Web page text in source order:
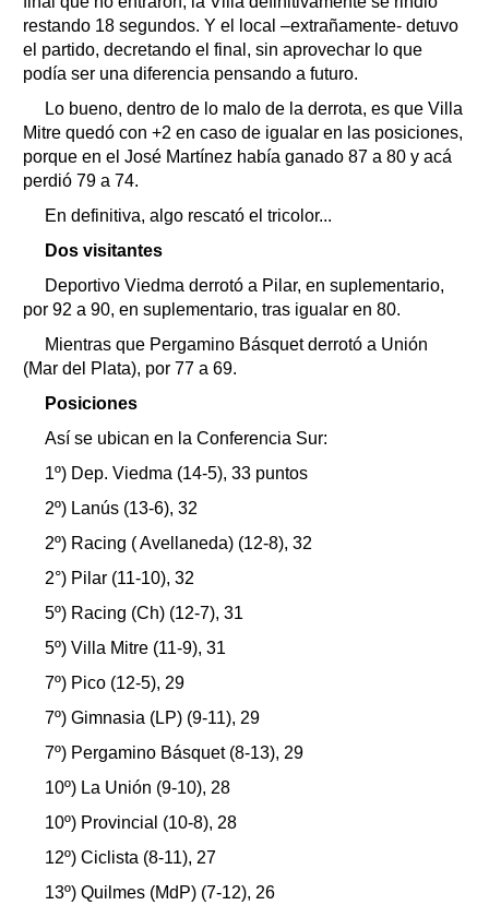
restando 18 segundos. Y el local –extrañamente- detuvo
el partido, decretando el final, sin aprovechar lo que
podía ser una diferencia pensando a futuro.
Lo bueno, dentro de lo malo de la derrota, es que Villa
Mitre quedó con +2 en caso de igualar en las posiciones,
porque en el José Martínez había ganado 87 a 80 y acá
perdió 79 a 74.
En definitiva, algo rescató el tricolor...
Dos visitantes
Deportivo Viedma derrotó a Pilar, en suplementario,
por 92 a 90, en suplementario, tras igualar en 80.
Mientras que Pergamino Básquet derrotó a Unión
(Mar del Plata), por 77 a 69.
Posiciones
Así se ubican en la Conferencia Sur:
1º) Dep. Viedma (14-5), 33 puntos
2º) Lanús (13-6), 32
2º) Racing ( Avellaneda) (12-8), 32
2°) Pilar (11-10), 32
5º) Racing (Ch) (12-7), 31
5º) Villa Mitre (11-9), 31
7º) Pico (12-5), 29
7º) Gimnasia (LP) (9-11), 29
7º) Pergamino Básquet (8-13), 29
10º) La Unión (9-10), 28
10º) Provincial (10-8), 28
12º) Ciclista (8-11), 27
13º) Quilmes (MdP) (7-12), 26